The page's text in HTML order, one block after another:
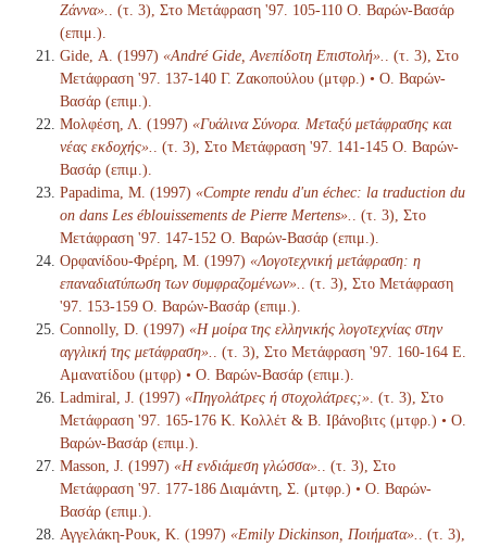
Ζάννα».
. (τ. 3), Στο Μετάφραση '97. 105-110 Ο. Βαρών-Βασάρ
(επιμ.).
Gide, Α. (1997) «André Gide, Ανεπίδοτη Επιστολή».
. (τ. 3), Στο
Μετάφραση '97. 137-140 Γ. Ζακοπούλου (μτφρ.) • Ο. Βαρών-
Βασάρ (επιμ.).
Μολφέση, Λ. (1997) «Γυάλινα Σύνορα. Μεταξύ μετάφρασης και
νέας εκδοχής».
. (τ. 3), Στο Μετάφραση '97. 141-145 Ο. Βαρών-
Βασάρ (επιμ.).
Papadima, M. (1997) «Compte rendu d'un échec: la traduction du
on dans Les éblouissements de Pierre Mertens».
. (τ. 3), Στο
Μετάφραση '97. 147-152 Ο. Βαρών-Βασάρ (επιμ.).
Ορφανίδου-Φρέρη, Μ. (1997) «Λογοτεχνική μετάφραση: η
επαναδιατύπωση των συμφραζομένων».
. (τ. 3), Στο Μετάφραση
'97. 153-159 Ο. Βαρών-Βασάρ (επιμ.).
Connolly, D. (1997) «Η μοίρα της ελληνικής λογοτεχνίας στην
αγγλική της μετάφραση».
. (τ. 3), Στο Μετάφραση '97. 160-164 Ε.
Αμανατίδου (μτφρ) • Ο. Βαρών-Βασάρ (επιμ.).
Ladmiral, J. (1997) «Πηγολάτρες ή στοχολάτρες;» . (τ. 3), Στο
Μετάφραση '97. 165-176 Κ. Κολλέτ & Β. Ιβάνοβιτς (μτφρ.) • Ο.
Βαρών-Βασάρ (επιμ.).
Masson, J. (1997) «Η ενδιάμεση γλώσσα».
. (τ. 3), Στο
Μετάφραση '97. 177-186 Διαμάντη, Σ. (μτφρ.) • Ο. Βαρών-
Βασάρ (επιμ.).
Αγγελάκη-Ρουκ, Κ. (1997) «Emily Dickinson, Ποιήματα».
. (τ. 3),